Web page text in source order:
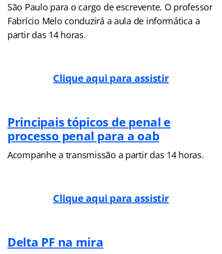
São Paulo para o cargo de escrevente. O professor
Fabrício Melo conduzirá a aula de informática a
partir das 14 horas.
Clique aqui para assistir
Principais tópicos de penal e
processo penal para a oab
Acompanhe a transmissão a partir das 14 horas.
Clique aqui para assistir
Delta PF na mira